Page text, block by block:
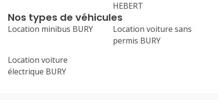
HEBERT
Nos types de véhicules
Location minibus BURY
Location voiture sans
permis BURY
Location voiture
électrique BURY